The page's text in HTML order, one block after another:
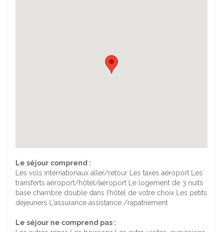
Le séjour comprend :
Les vols internationaux aller/retour Les taxes aéroport Les
transferts aéroport/hôtel/aéroport Le logement de 3 nuits
base chambre double dans l’hôtel de votre choix Les petits
déjeuners L'assurance assistance /rapatriement
Le séjour ne comprend pas :